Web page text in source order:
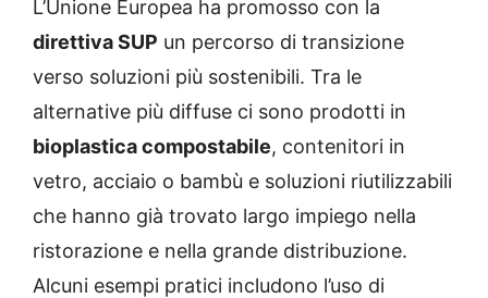
L’Unione Europea ha promosso con la
direttiva SUP un percorso di transizione
verso soluzioni più sostenibili. Tra le
alternative più diffuse ci sono prodotti in
bioplastica compostabile, contenitori in
vetro, acciaio o bambù e soluzioni riutilizzabili
che hanno già trovato largo impiego nella
ristorazione e nella grande distribuzione.
Alcuni esempi pratici includono l’uso di